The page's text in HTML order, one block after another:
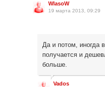
WlasoW
19 марта 2013, 09:29
Да и потом, иногда
получается и
больше.
Vados